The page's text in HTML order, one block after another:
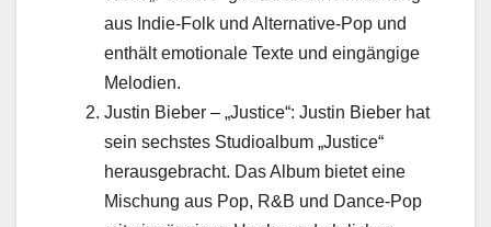
aus Indie-Folk und Alternative-Pop und
enthält emotionale Texte und eingängige
Melodien.
Justin Bieber – „Justice“: Justin Bieber hat
sein sechstes Studioalbum „Justice“
herausgebracht. Das Album bietet eine
Mischung aus Pop, R&B und Dance-Pop